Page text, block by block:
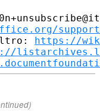
https://